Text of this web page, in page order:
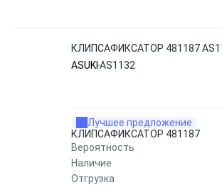
КЛИПСАФИКСАТОР 481187
ASUKI AS1132
Лучшее предложение
КЛИПСАФИКСАТОР 481187
Вероятность
Наличие
Отгрузка